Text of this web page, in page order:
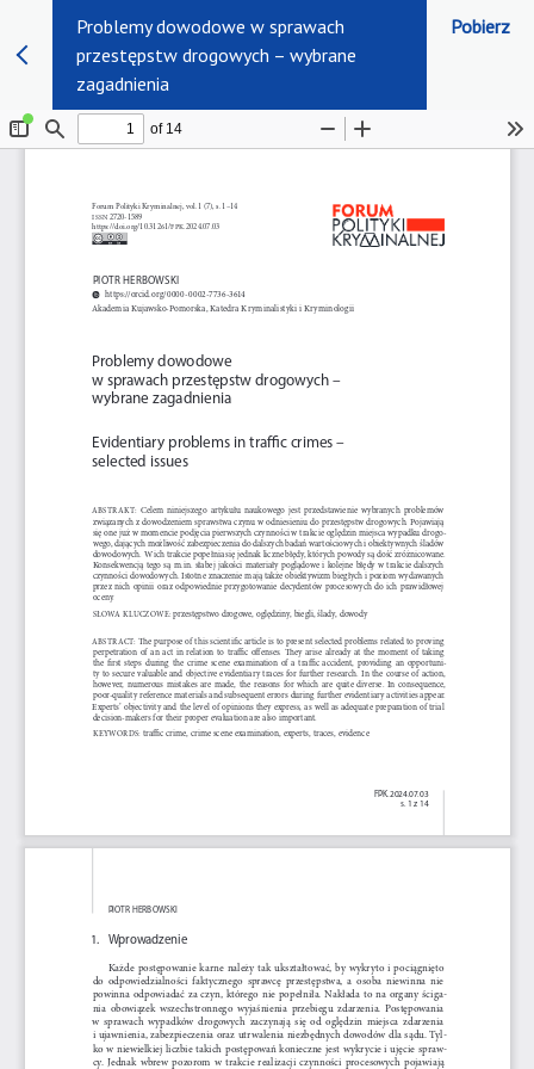
Problemy dowodowe w sprawach
przestępstw drogowych – wybrane
zagadnienia
Pobierz